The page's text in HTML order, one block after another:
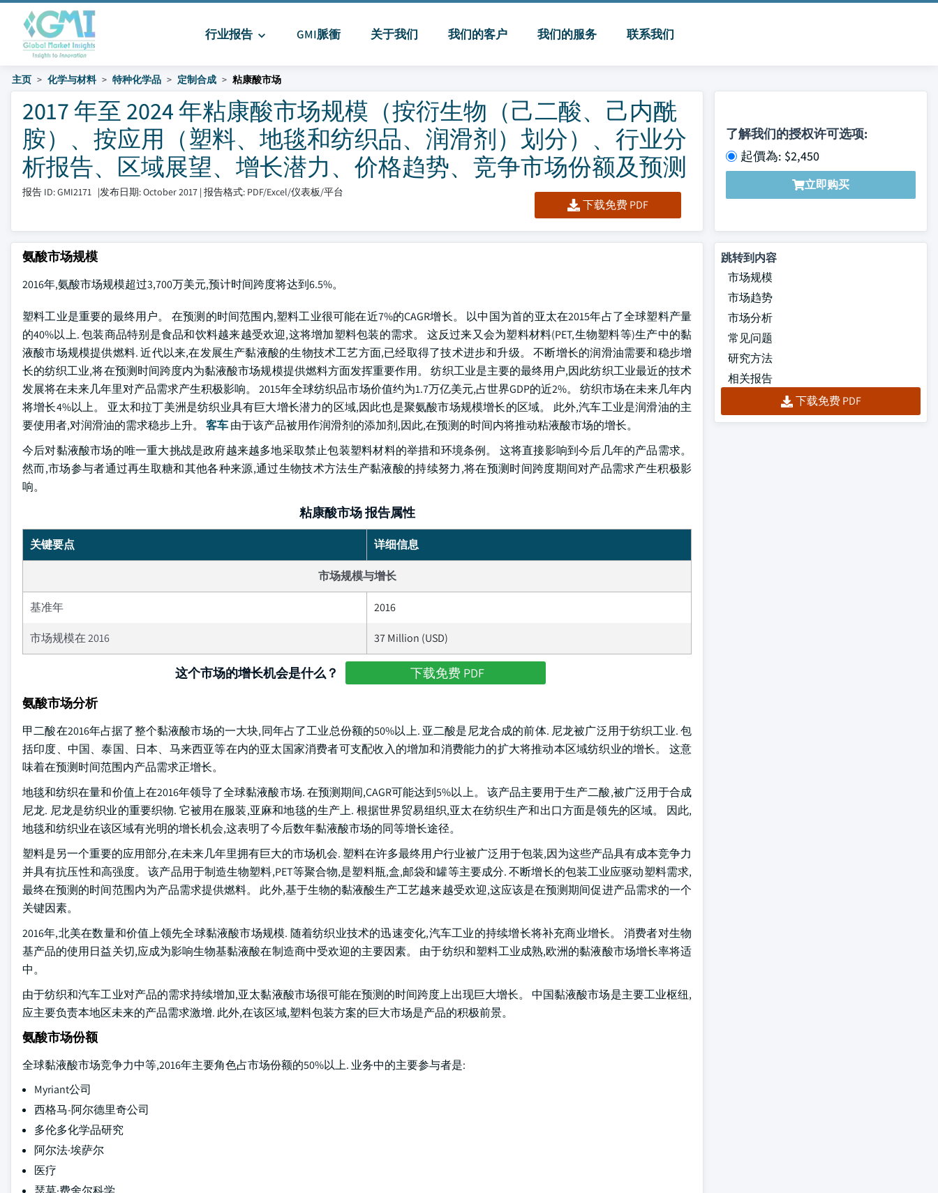
行业报告 GMI脈衝 关于我们 我们的客户 我们的服务 联系我们
主页 化学与材料 特种化学品 定制合成 粘康酸市场
2017 年至 2024 年粘康酸市场规模（按衍生物（己二酸、己内酰
胺）、按应用（塑料、地毯和纺织品、润滑剂）划分）、行业分
析报告、区域展望、增长潜力、价格趋势、竞争市场份额及预测
报告 ID: GMI2171 |发布日期: October 2017 | 报告格式: PDF/Excel/仪表板/平台
下载免费 PDF
了解我们的授权许可选项:
起價為: $2,450
立即购买
氨酸市场规模
2016年,氨酸市场规模超过3,700万美元,预计时间跨度将达到6.5%。
塑料工业是重要的最终用户。 在预测的时间范围内,塑料工业很可能在近7%的CAGR增长。 以中国为首的亚太在2015年占了全球塑料产量
的40%以上. 包装商品特别是食品和饮料越来越受欢迎,这将增加塑料包装的需求。 这反过来又会为塑料材料(PET,生物塑料等)生产中的黏
液酸市场规模提供燃料. 近代以来,在发展生产黏液酸的生物技术工艺方面,已经取得了技术进步和升级。 不断增长的润滑油需要和稳步增
长的纺织工业,将在预测时间跨度内为黏液酸市场规模提供燃料方面发挥重要作用。 纺织工业是主要的最终用户,因此纺织工业最近的技术
发展将在未来几年里对产品需求产生积极影响。 2015年全球纺织品市场价值约为1.7万亿美元,占世界GDP的近2%。 纺织市场在未来几年内
将增长4%以上。 亚太和拉丁美洲是纺织业具有巨大增长潜力的区域,因此也是聚氨酸市场规模增长的区域。 此外,汽车工业是润滑油的主
要使用者,对润滑油的需求稳步上升。 客车由于该产品被用作润滑剂的添加剂,因此,在预测的时间内将推动粘液酸市场的增长。
今后对黏液酸市场的唯一重大挑战是政府越来越多地采取禁止包装塑料材料的举措和环境条例。 这将直接影响到今后几年的产品需求。
然而,市场参与者通过再生取糖和其他各种来源,通过生物技术方法生产黏液酸的持续努力,将在预测时间跨度期间对产品需求产生积极影
响。
粘康酸市场 报告属性
关键要点 详细信息
市场规模与增长
基准年 2016
市场规模在 2016 37 Million (USD)
这个市场的增长机会是什么？
下载免费 PDF
氨酸市场分析
甲二酸在2016年占据了整个黏液酸市场的一大块,同年占了工业总份额的50%以上. 亚二酸是尼龙合成的前体. 尼龙被广泛用于纺织工业. 包
括印度、中国、泰国、日本、马来西亚等在内的亚太国家消费者可支配收入的增加和消费能力的扩大将推动本区域纺织业的增长。 这意
味着在预测时间范围内产品需求正增长。
地毯和纺织在量和价值上在2016年领导了全球黏液酸市场. 在预测期间,CAGR可能达到5%以上。 该产品主要用于生产二酸,被广泛用于合成
尼龙. 尼龙是纺织业的重要织物. 它被用在服装,亚麻和地毯的生产上. 根据世界贸易组织,亚太在纺织生产和出口方面是领先的区域。 因此,
地毯和纺织业在该区域有光明的增长机会,这表明了今后数年黏液酸市场的同等增长途径。
塑料是另一个重要的应用部分,在未来几年里拥有巨大的市场机会. 塑料在许多最终用户行业被广泛用于包装,因为这些产品具有成本竞争力
并具有抗压性和高强度。 该产品用于制造生物塑料,PET等聚合物,是塑料瓶,盒,邮袋和罐等主要成分. 不断增长的包装工业应驱动塑料需求,
最终在预测的时间范围内为产品需求提供燃料。 此外,基于生物的黏液酸生产工艺越来越受欢迎,这应该是在预测期间促进产品需求的一个
关键因素。
2016年,北美在数量和价值上领先全球黏液酸市场规模. 随着纺织业技术的迅速变化,汽车工业的持续增长将补充商业增长。 消费者对生物
基产品的使用日益关切,应成为影响生物基黏液酸在制造商中受欢迎的主要因素。 由于纺织和塑料工业成熟,欧洲的黏液酸市场增长率将适
中。
由于纺织和汽车工业对产品的需求持续增加,亚太黏液酸市场很可能在预测的时间跨度上出现巨大增长。 中国黏液酸市场是主要工业枢纽,
应主要负责本地区未来的产品需求激增. 此外,在该区域,塑料包装方案的巨大市场是产品的积极前景。
氨酸市场份额
全球黏液酸市场竞争力中等,2016年主要角色占市场份额的50%以上. 业务中的主要参与者是:
Myriant公司
西格马-阿尔德里奇公司
多伦多化学品研究
阿尔法·埃萨尔
医疗
跳转到内容
市场规模
市场趋势
市场分析
常见问题
研究方法
相关报告
下载免费 PDF